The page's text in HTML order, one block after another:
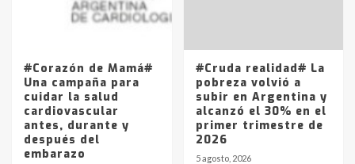
Los precios de los combustibles en
#Corazón de Mamá#
Una campaña para
cuidar la salud
cardiovascular
antes, durante y
después del
embarazo
#Cruda realidad# La
pobreza volvió a
subir en Argentina y
alcanzó el 30% en el
primer trimestre de
2026
5 agosto, 2026